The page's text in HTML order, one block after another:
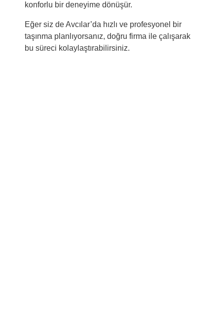
konforlu bir deneyime dönüşür.
Eğer siz de Avcılar’da hızlı ve profesyonel bir
taşınma planlıyorsanız, doğru firma ile çalışarak
bu süreci kolaylaştırabilirsiniz.